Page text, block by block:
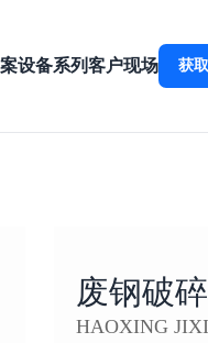
设备系列客户现场 获
废钢破
HAOXING